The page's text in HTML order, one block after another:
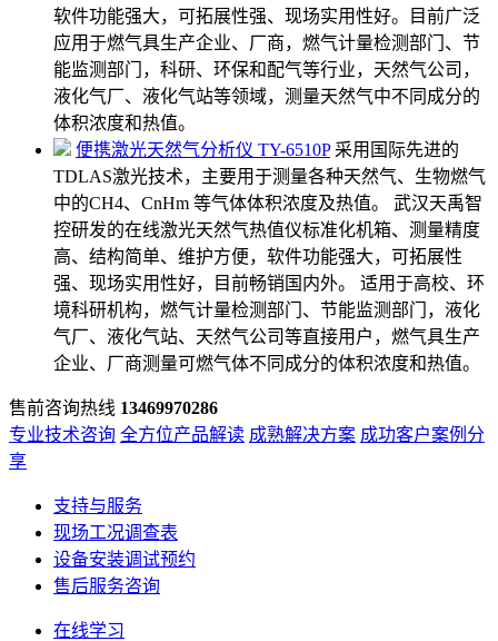
软件功能强大，可拓展性强、现场实用性好。目前广泛
应用于燃气具生产企业、厂商，燃气计量检测部门、节
能监测部门，科研、环保和配气等行业，天然气公司，
液化气厂、液化气站等领域，测量天然气中不同成分的
体积浓度和热值。
便携激光天然气分析仪 TY-6510P 采用国际先进的
TDLAS激光技术，主要用于测量各种天然气、生物燃气
中的CH4、CnHm 等气体体积浓度及热值。 武汉天禹智
控研发的在线激光天然气热值仪标准化机箱、测量精度
高、结构简单、维护方便，软件功能强大，可拓展性
强、现场实用性好，目前畅销国内外。 适用于高校、环
境科研机构，燃气计量检测部门、节能监测部门，液化
气厂、液化气站、天然气公司等直接用户，燃气具生产
企业、厂商测量可燃气体不同成分的体积浓度和热值。
售前咨询热线 13469970286
专业技术咨询 全方位产品解读 成熟解决方案 成功客户案例分
享
支持与服务
现场工况调查表
设备安装调试预约
售后服务咨询
在线学习